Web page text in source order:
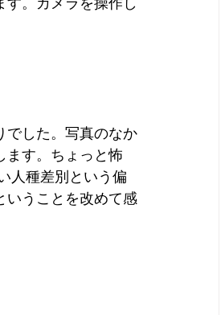
でした。写真のなか
ます。ちょっと怖
人種差別という偏
いうことを改めて感